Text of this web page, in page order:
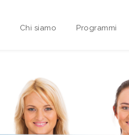
Chi siamo
Area riservata Sedi Territoriali
Programmi